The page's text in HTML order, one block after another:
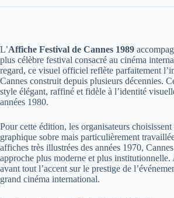
L’Affiche Festival de Cannes 1989
plus célèbre festival consacré au cinéma
regard, ce visuel officiel reflète parfaitement
Cannes construit depuis plusieurs décennies.
style élégant, raffiné et fidèle à l’identité
années 1980.
Pour cette édition, les organisateurs
graphique sobre mais particulièrement
affiches très illustrées des années 1970,
approche plus moderne et plus
avant tout l’accent sur le prestige de
grand cinéma international.